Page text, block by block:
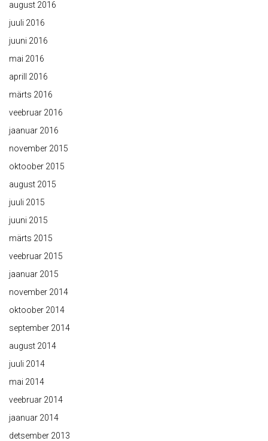
august 2016
juuli 2016
juuni 2016
mai 2016
aprill 2016
märts 2016
veebruar 2016
jaanuar 2016
november 2015
oktoober 2015
august 2015
juuli 2015
juuni 2015
märts 2015
veebruar 2015
jaanuar 2015
november 2014
oktoober 2014
september 2014
august 2014
juuli 2014
mai 2014
veebruar 2014
jaanuar 2014
detsember 2013